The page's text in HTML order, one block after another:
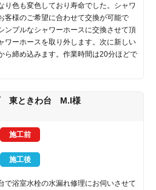
り色も変色しており寿命でした。シャワ
客様のご希望に合わせて交換が可能で
ンプルなシャワーホースに交換させて頂
ワーホースを取り外します。次に新しい
ら締め込みます。作業時間は20分ほどで
東ときわ台 M.I様
施工前
施工後
で浴室水栓の水漏れ修理にお伺いさせて